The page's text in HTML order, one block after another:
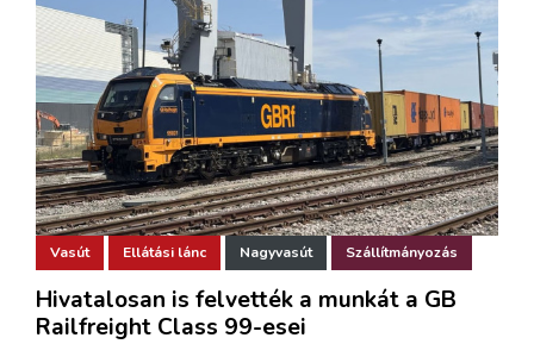
Vasút Ellátási lánc Nagyvasút Szállítmányozás
Hivatalosan is felvették a munkát a GB
Railfreight Class 99-esei